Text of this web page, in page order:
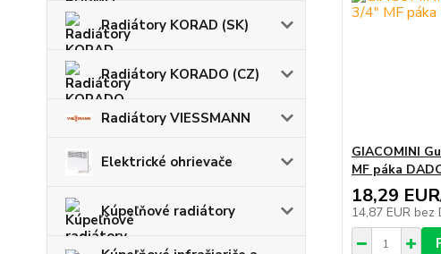
Radiátory KORAD (SK)
Radiátory KORADO (CZ)
Radiátory VIESSMANN
Elektrické ohrievače
Kúpeľňové radiátory
GIACOMINI
MF páka
18,29 EUR
14,87 EUR bez